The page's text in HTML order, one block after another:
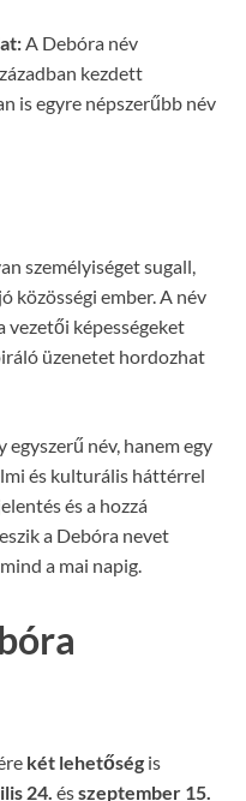
A Debóra név
kezdett
is egyre népszerűbb név
személyiséget sugall,
közösségi ember. A név
vezetői képességeket
üzenetet hordozhat
név, hanem egy
és kulturális háttérrel
és a hozzá
a Debóra nevet
a mai napig.
két lehetőség is
24. ésszeptember 15.